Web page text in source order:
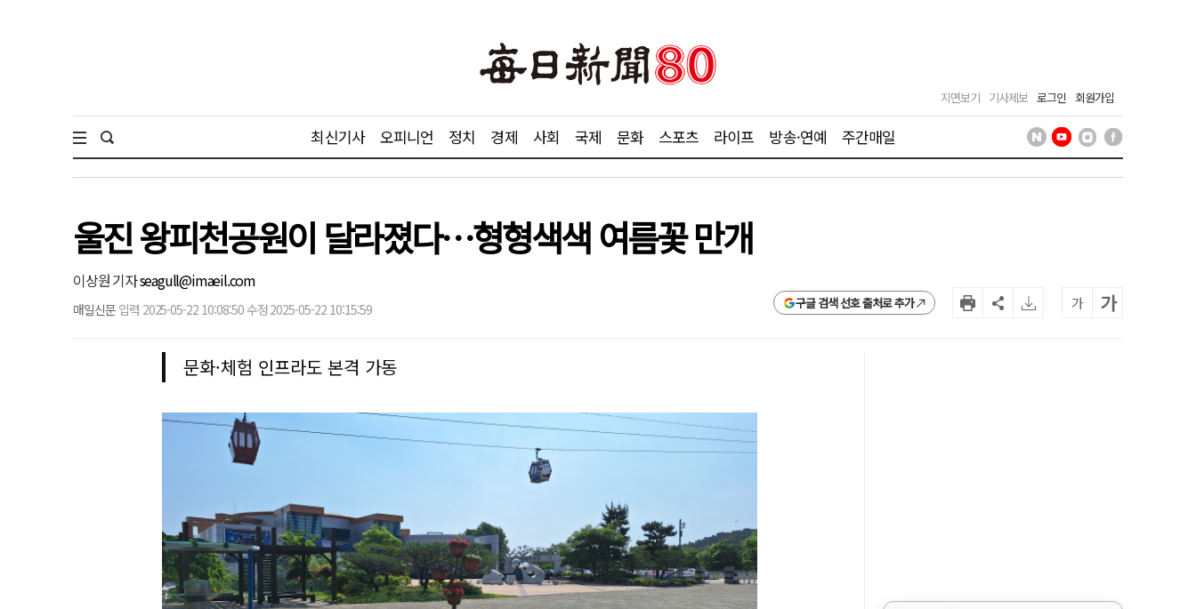
지면보기 기사제보 로그인 회원가입
최신기사 오피니언 정치 경제 사회 국제 문화 스포츠 라이프 방송·연예 주간매일
울진 왕피천공원이 달라졌다…형형색색 여름꽃 만개
이상원 기자seagull@imaeil.com
매일신문 입력 2025-05-22 10:08:50 수정 2025-05-22 10:15:59 구글 검색 선호 출처로 추가 가 가
문화·체험 인프라도 본격 가동